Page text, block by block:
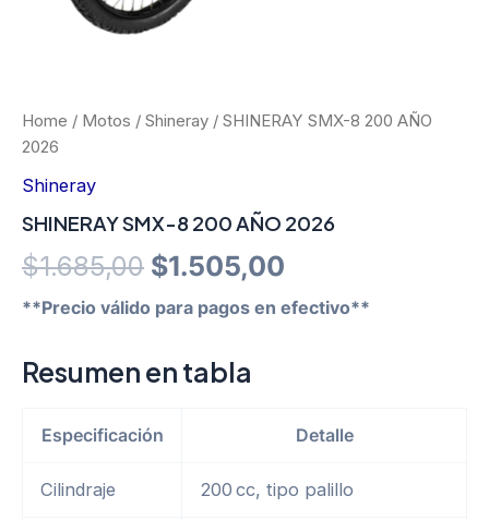
Home / Motos / Shineray / SHINERAY SMX-8 200 AÑO
2026
Shineray
SHINERAY SMX-8 200 AÑO 2026
$1.685,00 Original
price
$1.505,00
price
**Precio válido para pagos en efectivo**
Resumen en tabla
Especificación Detalle
Cilindraje 200 cc, tipo palillo